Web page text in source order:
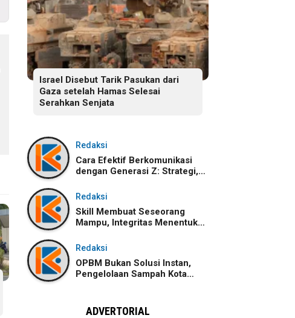
Israel Disebut Tarik Pasukan dari
Gaza setelah Hamas Selesai
Serahkan Senjata
Redaksi
Cara Efektif Berkomunikasi
dengan Generasi Z: Strategi,
Tantangannya
Redaksi
Skill Membuat Seseorang
Mampu, Integritas Menentukan
Dibawa
Redaksi
OPBM Bukan Solusi Instan,
Pengelolaan Sampah Kota
ADVERTORIAL